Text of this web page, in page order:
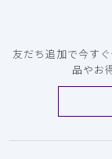
友だち追加で今す
品やお